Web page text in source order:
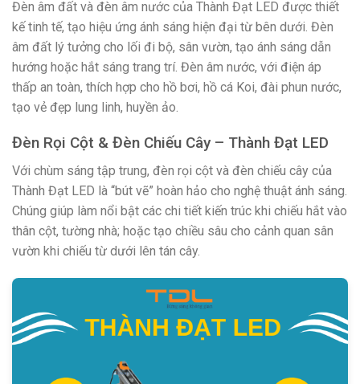
Đèn âm đất và đèn âm nước của Thành Đạt LED được thiết
kế tinh tế, tạo hiệu ứng ánh sáng hiện đại từ bên dưới. Đèn
âm đất lý tưởng cho lối đi bộ, sân vườn, tạo ánh sáng dẫn
hướng hoặc hắt sáng trang trí. Đèn âm nước, với điện áp
thấp an toàn, thích hợp cho hồ bơi, hồ cá Koi, đài phun nước,
tạo vẻ đẹp lung linh, huyền ảo.
Đèn Rọi Cột & Đèn Chiếu Cây – Thành Đạt LED
Với chùm sáng tập trung, đèn rọi cột và đèn chiếu cây của
Thành Đạt LED là “bút vẽ” hoàn hảo cho nghệ thuật ánh sáng.
Chúng giúp làm nổi bật các chi tiết kiến trúc khi chiếu hắt vào
thân cột, tường nhà; hoặc tạo chiều sâu cho cảnh quan sân
vườn khi chiếu từ dưới lên tán cây.